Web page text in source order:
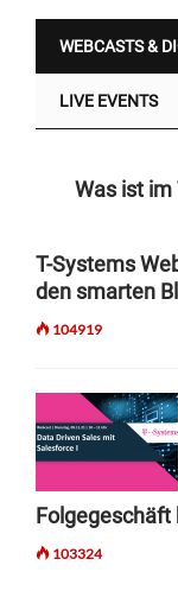
WEBCASTS &
LIVE EVENTS
Was ist
T-Systems
den smarten
104919
Folgegeschäft
103324